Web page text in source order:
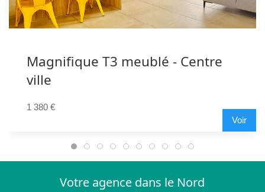
Voir
Magnifique T3 meublé - Centre
ville
1 380 €
Votre agence dans le Nord